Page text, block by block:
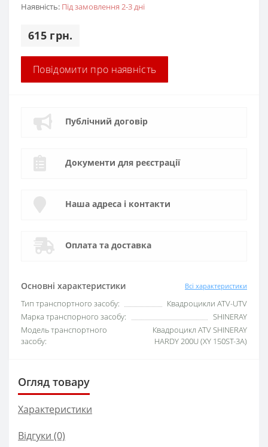
Наявність: Під замовлення 2-3 дні
615 грн.
Повідомити про наявність
Основні характеристики Всі характеристики
Тип транспортного засобу:
Квадроцикли ATV-UTV
Марка транспорного засобу:
SHINERAY
Модель транспортного
засобу:
Квадроцикл ATV SHINERAY
HARDY 200U (XY 150ST-3A)
Публічний договір
Документи для реєстрації
Наша адреса і контакти
Оплата та доставка
Огляд товару
Характеристики
Відгуки (0)